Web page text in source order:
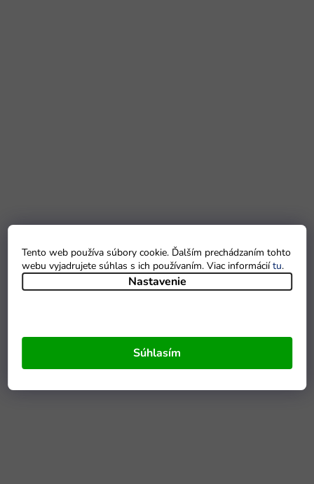
Tento web používa súbory cookie. Ďalším prechádzaním tohto
webu vyjadrujete súhlas s ich používaním. Viac informáciítu.
Nastavenie
Súhlasím